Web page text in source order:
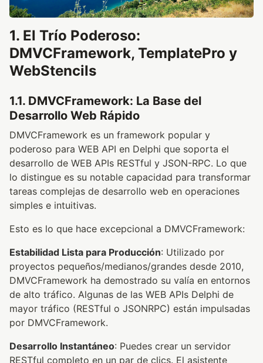
1. El Trío Poderoso:
DMVCFramework, TemplatePro y
WebStencils
1.1. DMVCFramework: La Base del
Desarrollo Web Rápido
DMVCFramework es un framework popular y
poderoso para WEB API en Delphi que soporta el
desarrollo de WEB APIs RESTful y JSON-RPC. Lo que
lo distingue es su notable capacidad para transformar
tareas complejas de desarrollo web en operaciones
simples e intuitivas.
Esto es lo que hace excepcional a DMVCFramework:
Estabilidad Lista para Producción: Utilizado por
proyectos pequeños/medianos/grandes desde 2010,
DMVCFramework ha demostrado su valía en entornos
de alto tráfico. Algunas de las WEB APIs Delphi de
mayor tráfico (RESTful o JSONRPC) están impulsadas
por DMVCFramework.
Desarrollo Instantáneo: Puedes crear un servidor
RESTful completo en un par de clics. El asistente